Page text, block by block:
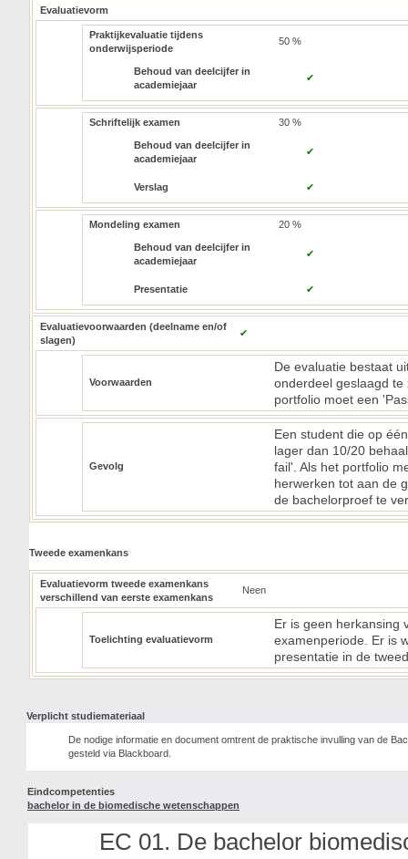
Evaluatievorm
Praktijkevaluatie tijdens
onderwijsperiode
50 %
Behoud van deelcijfer in
academiejaar
✔
Schriftelijk examen 30 %
Behoud van deelcijfer in
academiejaar
✔
Verslag ✔
Mondeling examen 20 %
Behoud van deelcijfer in
academiejaar
✔
Presentatie ✔
Evaluatievoorwaarden (deelname en/of
slagen)
✔
Voorwaarden
De evaluatie bestaat
onderdeel geslaagd
portfolio moet een
Gevolg
Een student die op
lager dan 10/20
fail'. Als het portfolio
herwerken tot aan de
de bachelorproef te
Tweede examenkans
Evaluatievorm tweede examenkans
verschillend van eerste examenkans
Neen
Toelichting evaluatievorm
Er is geen herkansing
examenperiode. Er is
presentatie in de
Verplicht studiemateriaal
De nodige informatie en document omtrent de praktische invulling van de
gesteld via Blackboard.
Eindcompetenties
bachelor in de biomedische wetenschappen
EC 01. De bachelor